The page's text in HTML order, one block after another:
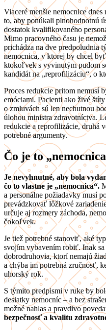
Viaceré menšie nemocnice
to, aby ponúkali plnohodnotnú
dostatok kvalifikovaného
Mimo pracovného času je
prichádza na dve predpoludnia
nemocnica, v ktorej by chcel
ktokoľvek s vyvinutým pudom
kandidát na „reprofilizáciu“, o
Proces redukcie pritom nemusí
emóciami. Pacienti ako živé
o zmluvách sú len nechutnou
úlohou ministra zdravotníctva.
redukcie a reprofilizácie, druhá
potrebné argumenty.
Čo je to
Je nevyhnutné, aby bola
čo to vlastne je „nemocnica“.
a personálne požiadavky musí
prevádzkovať lôžkové
určuje aj rozmery záchoda,
čokoľvek.
Je tiež potrebné stanoviť, aké
svojím vybavením robiť. Inak
dobrodruhovia, ktorí nemajú
a chýba im potrebná zručnosť,
uhorský rok.
S týmito predpismi v ruke by
desiatky nemocníc – a bez
možné nahlas a pravdivo
bezpečnosť a kvalitu